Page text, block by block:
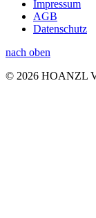
Impressum
AGB
Datenschutz
nach oben
© 2026 HOANZL